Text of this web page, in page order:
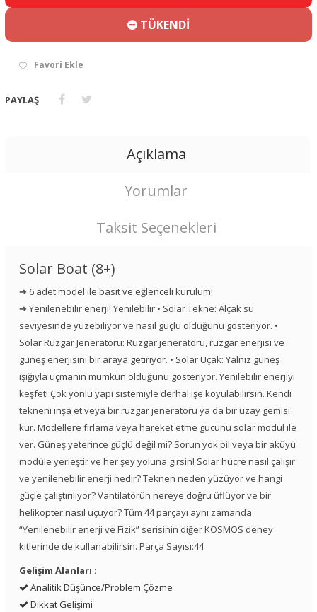
TÜKENDİ
Favori Ekle
PAYLAŞ
Açıklama
Yorumlar
Taksit Seçenekleri
Solar Boat (8+)
➔ 6 adet model ile basit ve eğlenceli kurulum!
➔ Yenilenebilir enerji! Yenilebilir • Solar Tekne: Alçak su
seviyesinde yüzebiliyor ve nasıl güçlü olduğunu gösteriyor. •
Solar Rüzgar Jeneratörü: Rüzgar jeneratörü, rüzgar enerjisi ve
güneş enerjisini bir araya getiriyor. • Solar Uçak: Yalnız güneş
ışığıyla uçmanın mümkün olduğunu gösteriyor. Yenilebilir enerjiyi
keşfet! Çok yönlü yapı sistemiyle derhal işe koyulabilirsin. Kendi
tekneni inşa et veya bir rüzgar jeneratörü ya da bir uzay gemisi
kur. Modellere fırlama veya hareket etme gücünü solar modül ile
ver. Güneş yeterince güçlü değil mi? Sorun yok pil veya bir aküyü
modüle yerleştir ve her şey yoluna girsin! Solar hücre nasıl çalışır
ve yenilenebilir enerji nedir? Teknen neden yüzüyor ve hangi
güçle çalıştırılıyor? Vantilatörün nereye doğru üflüyor ve bir
helikopter nasıl uçuyor? Tüm 44 parçayı aynı zamanda
“Yenilenebilir enerji ve Fizik” serisinin diğer KOSMOS deney
kitlerinde de kullanabilirsin. Parça Sayısı:44
Gelişim Alanları :
Analitik Düşünce/Problem Çözme
Dikkat Gelişimi